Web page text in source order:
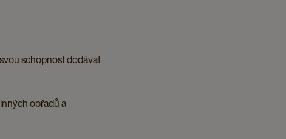
schopnost dodávat
obřadů a